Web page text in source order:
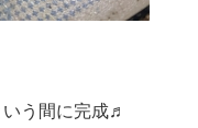
う間に完成♬